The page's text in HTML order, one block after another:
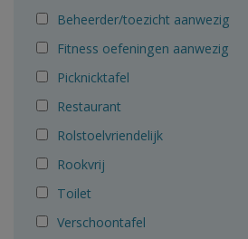
Beheerder/toezicht aanwezig
Fitness oefeningen aanwezig
Picknicktafel
Restaurant
Rolstoelvriendelijk
Rookvrij
Toilet
Verschoontafel